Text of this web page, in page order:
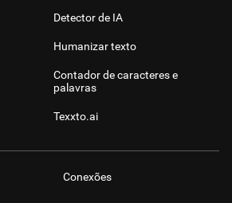
Detector de IA
Humanizar texto
Contador de caracteres e
palavras
Texxto.ai
Conexões